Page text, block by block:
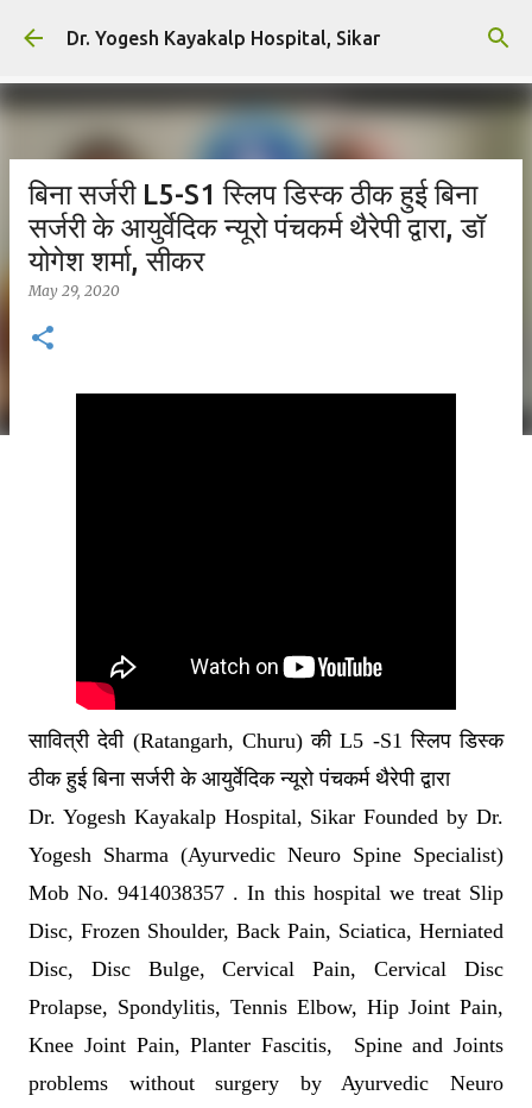
Skip to main content
Dr. Yogesh Kayakalp Hospital, Sikar
बिना सर्जरी L5-S1 स्लिप डिस्क ठीक हुई बिना
सर्जरी के आयुर्वेदिक न्यूरो पंचकर्म थैरेपी द्वारा, डॉ
योगेश शर्मा, सीकर
May 29, 2020
सावित्री देवी (Ratangarh, Churu) की L5 -S1 स्लिप डिस्क
ठीक हुई बिना सर्जरी के आयुर्वेदिक न्यूरो पंचकर्म थैरेपी द्वारा
Dr. Yogesh Kayakalp Hospital, Sikar Founded by Dr.
Yogesh Sharma (Ayurvedic Neuro Spine Specialist)
Mob No. 9414038357 . In this hospital we treat Slip
Disc, Frozen Shoulder, Back Pain, Sciatica, Herniated
Disc, Disc Bulge, Cervical Pain, Cervical Disc
Prolapse, Spondylitis, Tennis Elbow, Hip Joint Pain,
Knee Joint Pain, Planter Fascitis, Spine and Joints
problems without surgery by Ayurvedic Neuro